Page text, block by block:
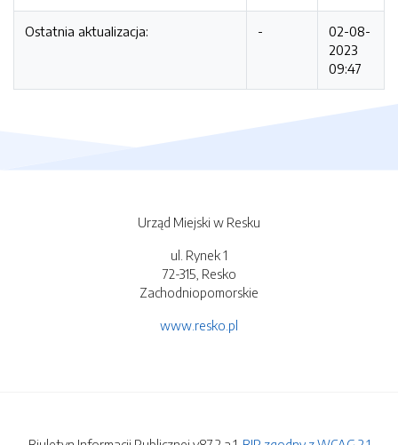
Ostatnia aktualizacja: -
02-08-
2023
09:47
Urząd Miejski w Resku
ul. Rynek 1
72-315, Resko
Zachodniopomorskie
www.resko.pl